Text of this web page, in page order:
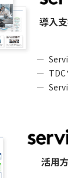
導入
活用